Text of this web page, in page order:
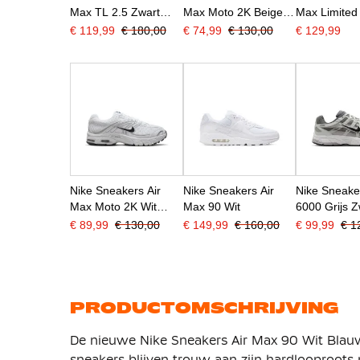
Max TL 2.5 Zwart
Metallic Silver
€ 119,99 € 180,00
Max Moto 2K Beige
Creme Wit Zilvergrijs
€ 74,99 € 130,00
Max
Lichtbeige
€ 129,99
Nike Sneakers Air
Max Moto 2K Wit
Zilvergrijs Wit Zwart
€ 89,99 € 130,00
Nike Sneakers Air
Max 90 Wit
€ 149,99 € 160,00
Nike
6000 Grijs
Lichtgrijs
€ 99,99 €
PRODUCTOMSCHRIJVING
De nieuwe Nike Sneakers Air Max 90 Wit